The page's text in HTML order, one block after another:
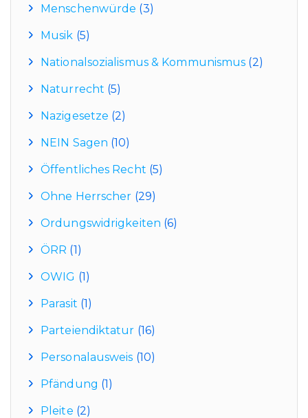
Menschenwürde (3)
Musik (5)
Nationalsozialismus & Kommunismus (2)
Naturrecht (5)
Nazigesetze (2)
NEIN Sagen (10)
Öffentliches Recht (5)
Ohne Herrscher (29)
Ordungswidrigkeiten (6)
ÖRR (1)
OWIG (1)
Parasit (1)
Parteiendiktatur (16)
Personalausweis (10)
Pfändung (1)
Pleite (2)